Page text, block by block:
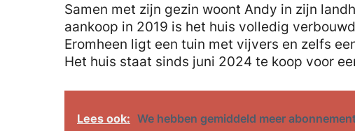
Samen met zijn gezin woont Andy in zijn
aankoop in 2019 is het huis volledig
Eromheen ligt een tuin met vijvers en zelfs
Het huis staat sinds juni 2024 te koop voor
Lees ook: We hebben gemiddeld meer